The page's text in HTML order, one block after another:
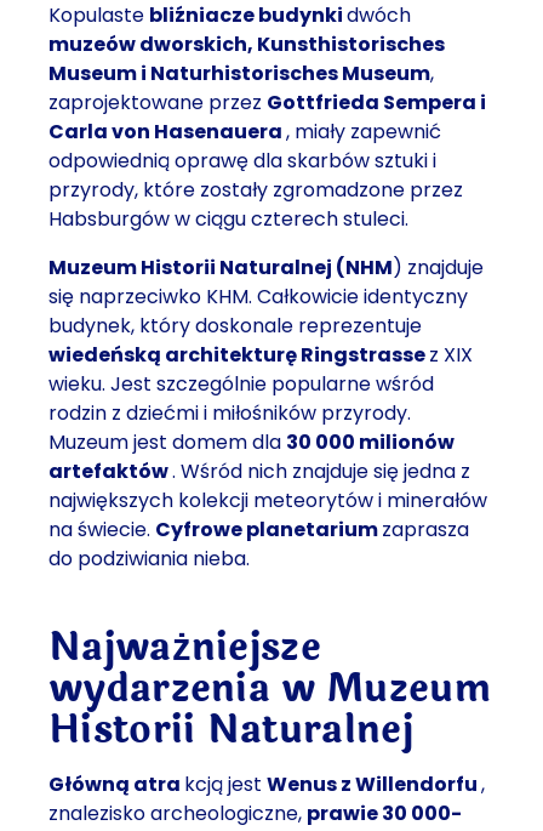
Kopulaste bliźniacze budynkidwóch
muzeów dworskich, Kunsthistorisches
Museum i Naturhistorisches Museum,
zaprojektowane przez Gottfrieda Sempera i
Carla von Hasenauera, miały zapewnić
odpowiednią oprawę dla skarbów sztuki i
przyrody, które zostały zgromadzone przez
Habsburgów w ciągu czterech stuleci.
Muzeum Historii Naturalnej (NHM) znajduje
się naprzeciwko KHM. Całkowicie identyczny
budynek, który doskonale reprezentuje
wiedeńską architekturę Ringstrassez XIX
wieku. Jest szczególnie popularne wśród
rodzin z dziećmi i miłośników przyrody.
Muzeum jest domem dla 30 000 milionów
artefaktów. Wśród nich znajduje sięjedna z
największych kolekcji meteorytów i minerałów
na świecie. Cyfrowe planetariumzaprasza
do podziwiania nieba.
Najważniejsze
wydarzenia w Muzeum
Historii Naturalnej
Główną atra kcją jest Wenus z Willendorfu,
znalezisko archeologiczne, prawie 30 000-